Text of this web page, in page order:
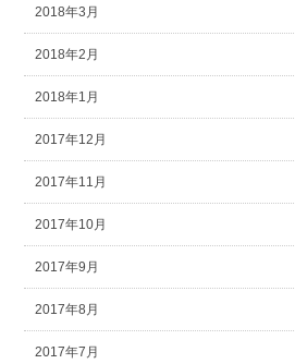
2018年3月
2018年2月
2018年1月
2017年12月
2017年11月
2017年10月
2017年9月
2017年8月
2017年7月